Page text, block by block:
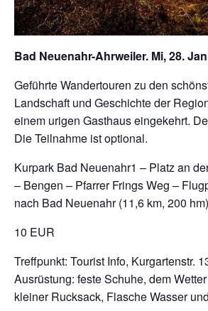
Bad Neuenahr-Ahrweiler. Mi, 28.
Geführte Wandertouren zu den
Landschaft und Geschichte der
einem urigen Gasthaus eingekehrt.
Die Teilnahme ist optional.
Kurpark Bad Neuenahr1 – Platz an
– Bengen – Pfarrer Frings Weg –
nach Bad Neuenahr (11,6 km, 200 hm)
10 EUR
Treffpunkt: Tourist Info, Kurgartenstr.
Ausrüstung: feste Schuhe, dem
kleiner Rucksack, Flasche Wasser